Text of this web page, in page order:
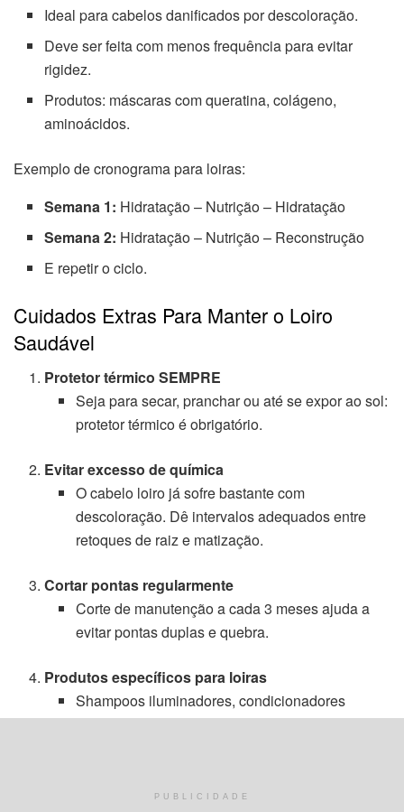
Ideal para cabelos danificados por descoloração.
Deve ser feita com menos frequência para evitar
rigidez.
Produtos: máscaras com queratina, colágeno,
aminoácidos.
Exemplo de cronograma para loiras:
Semana 1: Hidratação – Nutrição – Hidratação
Semana 2: Hidratação – Nutrição – Reconstrução
E repetir o ciclo.
Cuidados Extras Para Manter o Loiro
Saudável
Protetor térmico SEMPRE
Seja para secar, pranchar ou até se expor ao sol:
protetor térmico é obrigatório.
Evitar excesso de química
O cabelo loiro já sofre bastante com
descoloração. Dê intervalos adequados entre
retoques de raiz e matização.
Cortar pontas regularmente
Corte de manutenção a cada 3 meses ajuda a
evitar pontas duplas e quebra.
Produtos específicos para loiras
Shampoos iluminadores, condicionadores
suaves e máscaras sem sulfatos agressivos
Hidratação caseira entre uma química e outra
PUBLICIDADE